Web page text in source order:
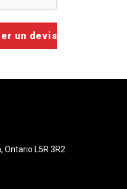
Ontario L5R 3R2